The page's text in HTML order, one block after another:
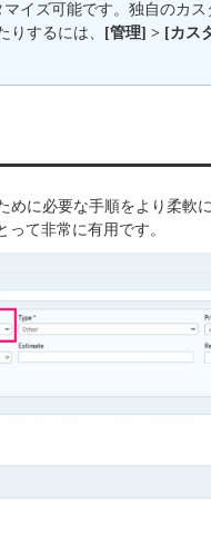
イズ可能です。独自のカ
りするには、
[管理] > [カス
めに必要な手順をより柔軟
て非常に有用です。